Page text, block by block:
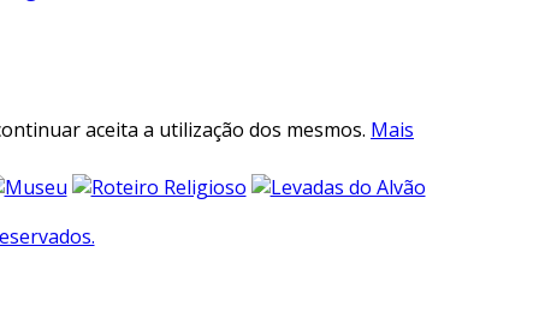
aceita a utilização dos mesmos. Mais